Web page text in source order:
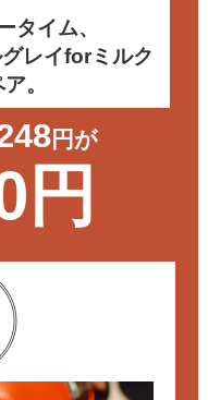
タイム、
グレイforミルク
。
円が
円